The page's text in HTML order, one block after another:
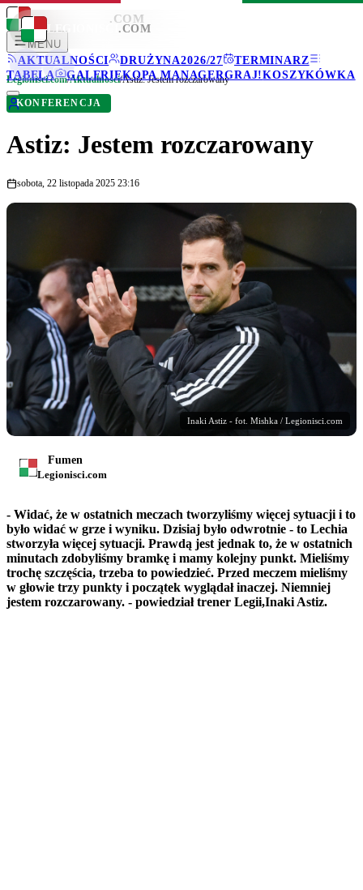
LEGIONISCI .COM
MENU
AKTUALNOŚCI
DRUŻYNA2026/27
TERMINARZ
TABELA
GALERIEKOPA MANAGERGRAJ!KOSZYKÓWKA
LEGIONISCI .COM
Legionisci.com/Aktualności/Astiz: Jestem rozczarowany
KONFERENCJA
Astiz: Jestem rozczarowany
sobota, 22 listopada 2025 23:16
Inaki Astiz - fot. Mishka / Legionisci.com
Fumen
Legionisci.com
- Widać, że w ostatnich meczach tworzyliśmy więcej sytuacji i to
było widać w grze i wyniku. Dzisiaj było odwrotnie - to Lechia
stworzyła więcej sytuacji. Prawdą jest jednak to, że w ostatnich
minutach zdobyliśmy bramkę i mamy kolejny punkt. Mieliśmy
trochę szczęścia, trzeba to powiedzieć. Przed meczem mieliśmy
w głowie trzy punkty i początek wyglądał inaczej. Niemniej
jestem rozczarowany. - powiedział trener Legii,Inaki Astiz.